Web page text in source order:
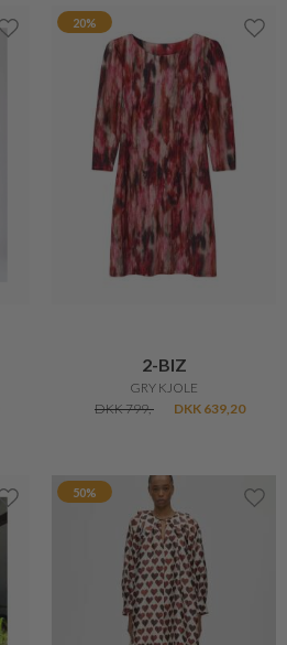
20%
2-BIZ
GRY KJOLE
DKK 799,-
DKK 639,20
50%